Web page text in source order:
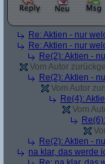
Re: Aktien - nur
Re: Aktien - nur
Re(2): Aktien -
Vom Autor
Re(2): Aktien -
Vom Autor
Re(4):
Vom
Re(2): Aktien -
na klar, das werde